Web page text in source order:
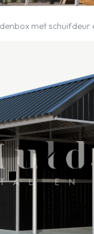
met schuifdeur